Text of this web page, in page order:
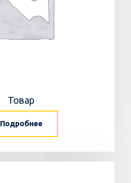
Товар
Подробнее